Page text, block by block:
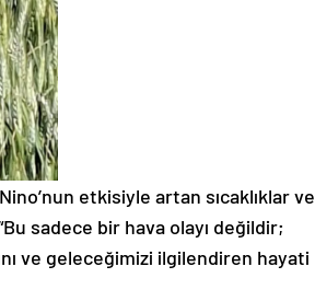
etkisiyle artan sıcaklıklar ve
sadece bir hava olayı değildir;
ve geleceğimizi ilgilendiren hayati